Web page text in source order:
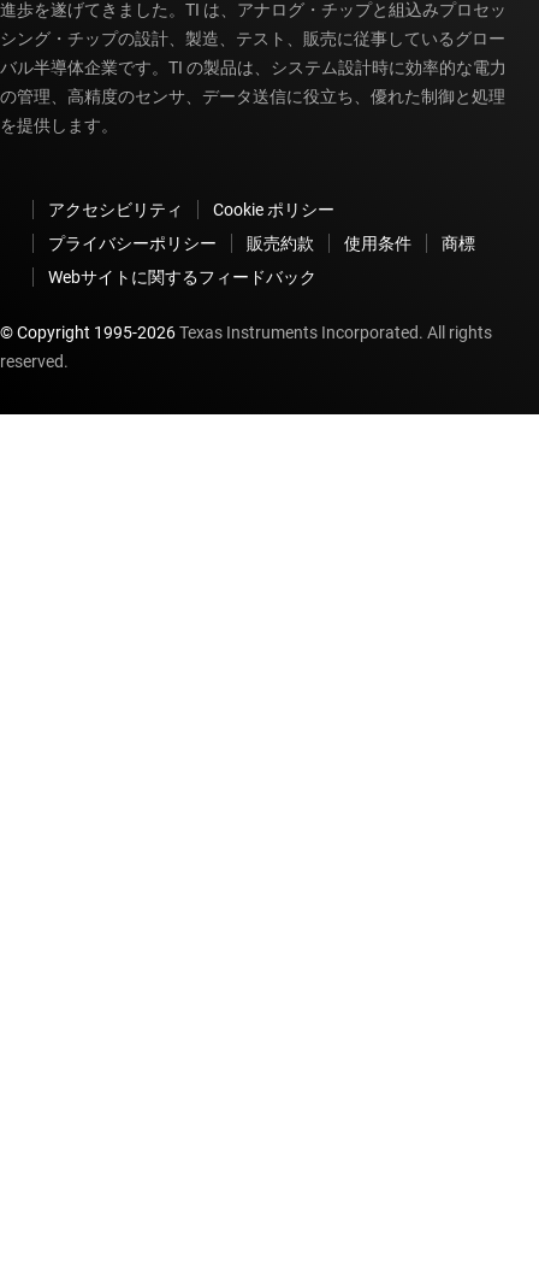
進歩を遂げてきました。TI は、アナログ・チップと組込みプロセッ
シング・チップの設計、製造、テスト、販売に従事しているグロー
バル半導体企業です。TI の製品は、システム設計時に効率的な電力
の管理、高精度のセンサ、データ送信に役立ち、優れた制御と処理
を提供します。
アクセシビリティ
Cookie ポリシー
プライバシーポリシー
販売約款 使用条件
商標
Webサイトに関するフィードバック
© Copyright 1995-2026Texas Instruments Incorporated. All rights
reserved.